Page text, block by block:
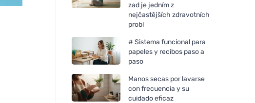
zad je jedním z
nejčastějších zdravotních
probl
# Sistema funcional para
papeles y recibos paso a
paso
Manos secas por lavarse
con frecuencia y su
cuidado eficaz